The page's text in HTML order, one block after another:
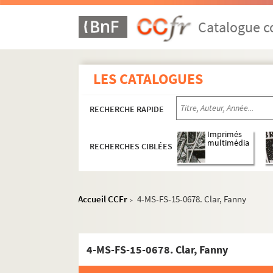
Catalogue
LES CATALOGUES
RECHERCHE RAPIDE
RECHERCHES CIBLÉES
Imprimés
multimédia
Accueil CCFr > 4-MS-FS-15-0678. Clar, Fanny
4-MS-FS-15-0678. Clar, Fanny
Notes et documentation
Papiers personnels
À propos d'Hubertine Auclert
Société "Le Suffrage des femmes"
8-MS-FS-15-144. Marie Chaumont. Notes